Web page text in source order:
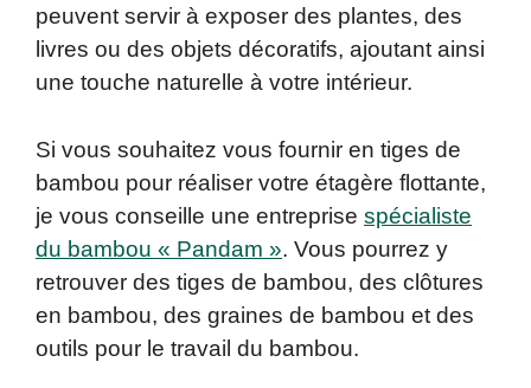
peuvent servir à exposer des plantes, des
livres ou des objets décoratifs, ajoutant ainsi
une touche naturelle à votre intérieur.
Si vous souhaitez vous fournir en tiges de
bambou pour réaliser votre étagère flottante,
je vous conseille une entreprise spécialiste
du bambou « Pandam ». Vous pourrez y
retrouver des tiges de bambou, des clôtures
en bambou, des graines de bambou et des
outils pour le travail du bambou.